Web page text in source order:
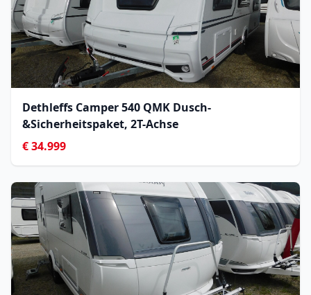
Dethleffs Camper 540 QMK Dusch-
&Sicherheitspaket, 2T-Achse
€ 34.999